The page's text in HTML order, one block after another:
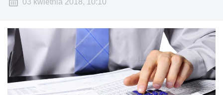
03 kwietnia 2018, 10:10